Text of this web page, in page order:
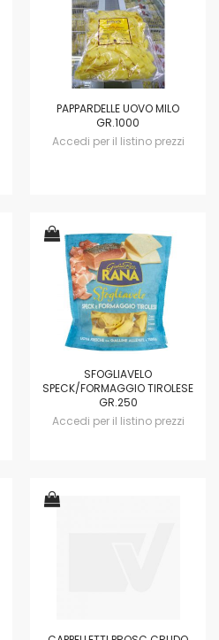
PAPPARDELLE UOVO MILO
GR.1000
Accedi per il listino prezzi
SFOGLIAVELO
SPECK/FORMAGGIO TIROLESE
GR.250
Accedi per il listino prezzi